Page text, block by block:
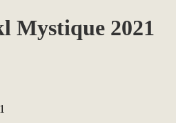
Mystique 2021